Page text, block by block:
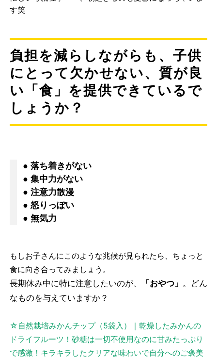
す笑
負担を減らしながらも、子供
にとって欠かせない、質が良
い「食」を提供できているで
しょうか？
● 落ち着きがない
● 集中力がない
● 注意力散漫
● 怒りっぽい
● 無気力
もしお子さんにこのような兆候が見られたら、ちょっと
食に向き合ってみましょう。
長期休み中に特に注意したいのが、 「おやつ」 。どん
なものを与えていますか？
☆自然栽培みかんチップ（5袋入）｜乾燥したみかんの
ドライフルーツ！砂糖は一切不使用なのに甘みたっぷり
で感激！キラキラしたクリアな味わいで自分へのご褒美